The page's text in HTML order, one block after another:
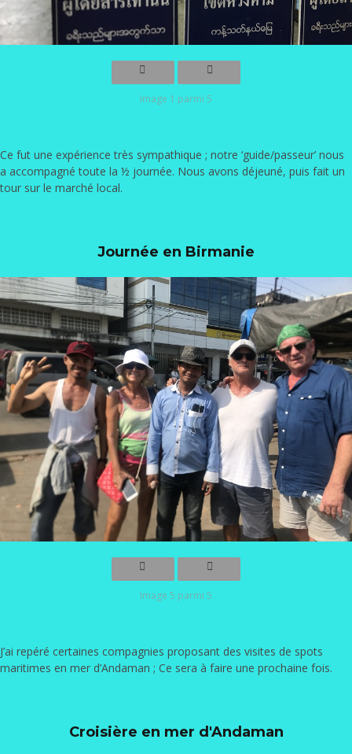
Image 1 parmi 5
Ce fut une expérience très sympathique ; notre ‘guide/passeur’ nous
a accompagné toute la ½ journée. Nous avons déjeuné, puis fait un
tour sur le marché local.
Journée en Birmanie
Image 5 parmi 5
J’ai repéré certaines compagnies proposant des visites de spots
maritimes en mer d’Andaman ; Ce sera à faire une prochaine fois.
Croisière en mer d'Andaman